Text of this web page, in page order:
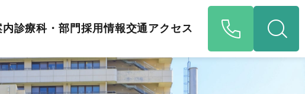
診療科・部門 採用情報交通アクセス